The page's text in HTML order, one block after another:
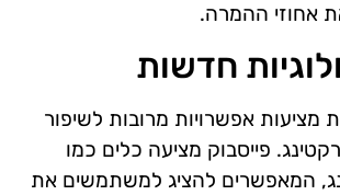
אחוזי ההמרה.
חדשות
מציעות אפשרויות מרובות לשיפור
פייסבוק מציעה כלים כמו
המאפשרים להציג למשתמשים את